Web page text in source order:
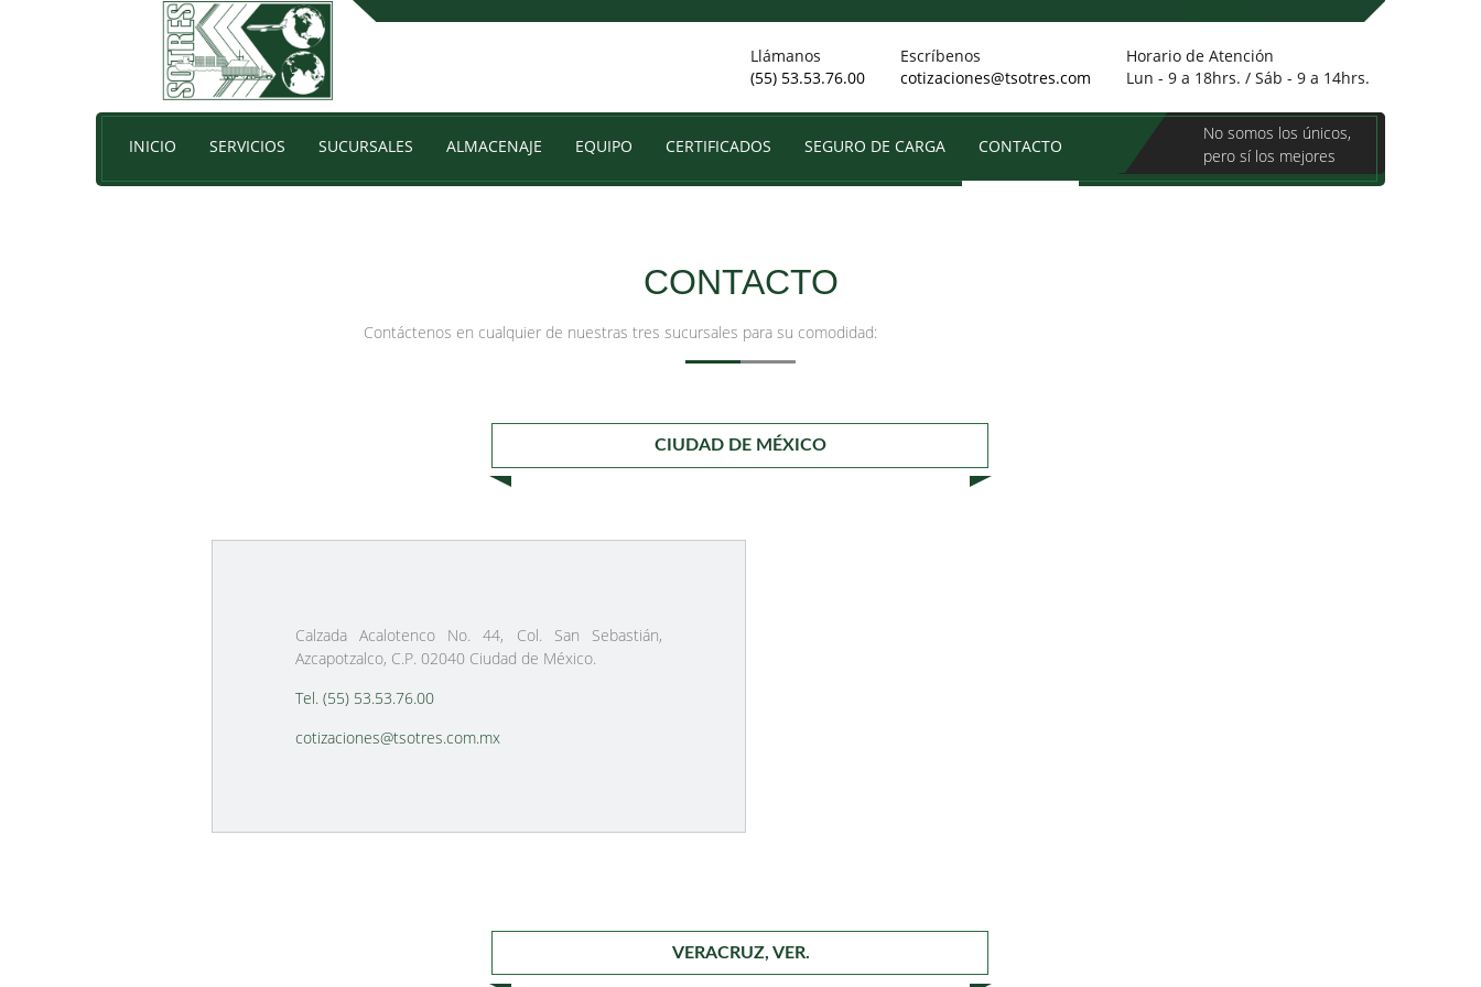
Llámanos
(55) 53.53.76.00
Escríbenos
cotizaciones@tsotres.com
Horario de Atención
Lun - 9 a 18hrs. / Sáb - 9 a 14hrs.
INICIO SERVICIOS SUCURSALES ALMACENAJE EQUIPO CERTIFICADOS SEGURO DE CARGA CONTACTO
No somos los únicos,
pero sí los mejores
Si usted importa o exporta, usted nos importa. Inicio Contacto
CONTACTO
Contáctenos en cualquier de nuestras tres sucursales para su comodidad:
CIUDAD DE MÉXICO
Calzada Acalotenco No. 44, Col. San Sebastián,
Azcapotzalco, C.P. 02040 Ciudad de México.
Tel. (55) 53.53.76.00
cotizaciones@tsotres.com.mx
VERACRUZ, VER.